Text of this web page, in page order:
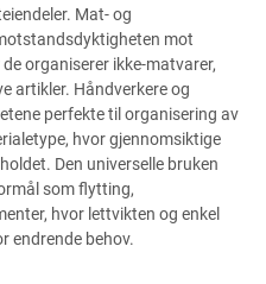
Mat- og
mot
organiserer ikke-matvarer,
artikler. Håndverkere og
perfekte til organisering av
hvor gjennomsiktige
Den universelle bruken
som flytting,
hvor lettvikten og enkel
endrende behov.